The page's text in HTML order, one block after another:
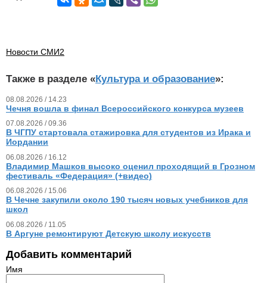
Новости СМИ2
Также в разделе «Культура и образование»:
08.08.2026 / 14.23
Чечня вошла в финал Всероссийского конкурса музеев
07.08.2026 / 09.36
В ЧГПУ стартовала стажировка для студентов из Ирака и
Иордании
06.08.2026 / 16.12
Владимир Машков высоко оценил проходящий в Грозном
фестиваль «Федерация» (+видео)
06.08.2026 / 15.06
В Чечне закупили около 190 тысяч новых учебников для
школ
06.08.2026 / 11.05
В Аргуне ремонтируют Детскую школу искусств
Добавить комментарий
Имя